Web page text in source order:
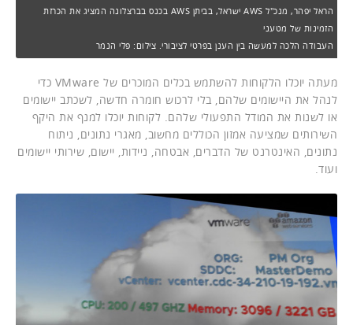
הראל יפהר, מנכ"ל AWS ישראל, בביתן AWS בכנס בברצלונה המציג את הכרזת
הזמינות של מטעני
העבודה הלכה למעשה בין הענן בפרטי לציבורי. צילום: פלי הנמר
מעתה יוכלו הלקוחות להשתמש בכלים המוכרים של VMware כדי
לנהל את היישומים שלהם, בלי לרכוש חומרה חדשה, לשכתב יישומים
או לשנות את המודל התפעולי שלהם. לקוחות יוכלו למנף את היקף
השירותים שמציעה אמזון הכוללים מחשוב, מאגרי נתונים, ניתוח
נתונים, האינטרנט של הדברים, אבטחה, ניידות, יישום, שירותי יישומים
ועוד.